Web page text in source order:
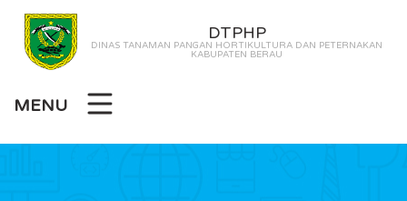
DTPHP
DINAS TANAMAN PANGAN HORTIKULTURA DAN PETERNAKAN
KABUPATEN BERAU
MENU